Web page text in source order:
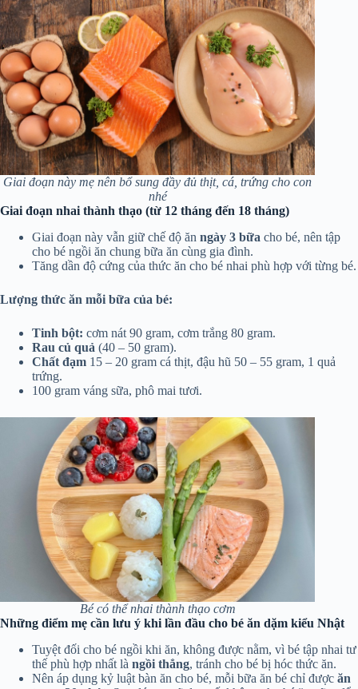
Giai đoạn này mẹ nên bổ sung đầy đủ thịt, cá, trứng cho con
nhé
Giai đoạn nhai thành thạo (từ 12 tháng đến 18 tháng)
Giai đoạn này vẫn giữ chế độ ăn ngày 3 bữa cho bé, nên tập
cho bé ngồi ăn chung bữa ăn cùng gia đình.
Tăng dần độ cứng của thức ăn cho bé nhai phù hợp với từng bé.
Lượng thức ăn mỗi bữa của bé:
Tinh bột: cơm nát 90 gram, cơm trắng 80 gram.
Rau củ quả (40 – 50 gram).
Chất đạm 15 – 20 gram cá thịt, đậu hũ 50 – 55 gram, 1 quả
trứng.
100 gram váng sữa, phô mai tươi.
Bé có thể nhai thành thạo cơm
Những điểm mẹ cần lưu ý khi lần đầu cho bé ăn dặm kiểu Nhật
Tuyệt đối cho bé ngồi khi ăn, không được nằm, vì bé tập nhai tư
thế phù hợp nhất là ngồi thẳng, tránh cho bé bị hóc thức ăn.
Nên áp dụng kỷ luật bàn ăn cho bé, mỗi bữa ăn bé chỉ được ăn